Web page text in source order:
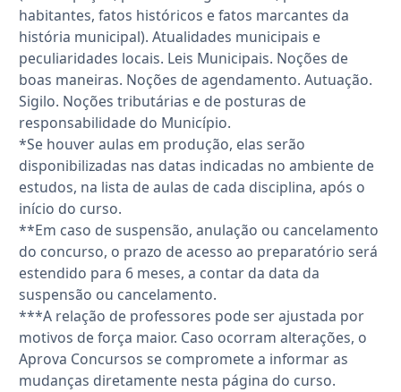
habitantes, fatos históricos e fatos marcantes da
história municipal). Atualidades municipais e
peculiaridades locais. Leis Municipais. Noções de
boas maneiras. Noções de agendamento. Autuação.
Sigilo. Noções tributárias e de posturas de
responsabilidade do Município.
*Se houver aulas em produção, elas serão
disponibilizadas nas datas indicadas no ambiente de
estudos, na lista de aulas de cada disciplina, após o
início do curso.
**Em caso de suspensão, anulação ou cancelamento
do concurso, o prazo de acesso ao preparatório será
estendido para 6 meses, a contar da data da
suspensão ou cancelamento.
***A relação de professores pode ser ajustada por
motivos de força maior. Caso ocorram alterações, o
Aprova Concursos se compromete a informar as
mudanças diretamente nesta página do curso.